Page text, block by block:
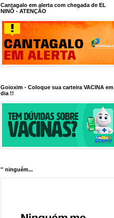
Cantagalo em alerta com chegada de EL
NINÕ - ATENÇÃO
Goioxim - Coloque sua carteira VACINA em
dia !!
'' ninguém...